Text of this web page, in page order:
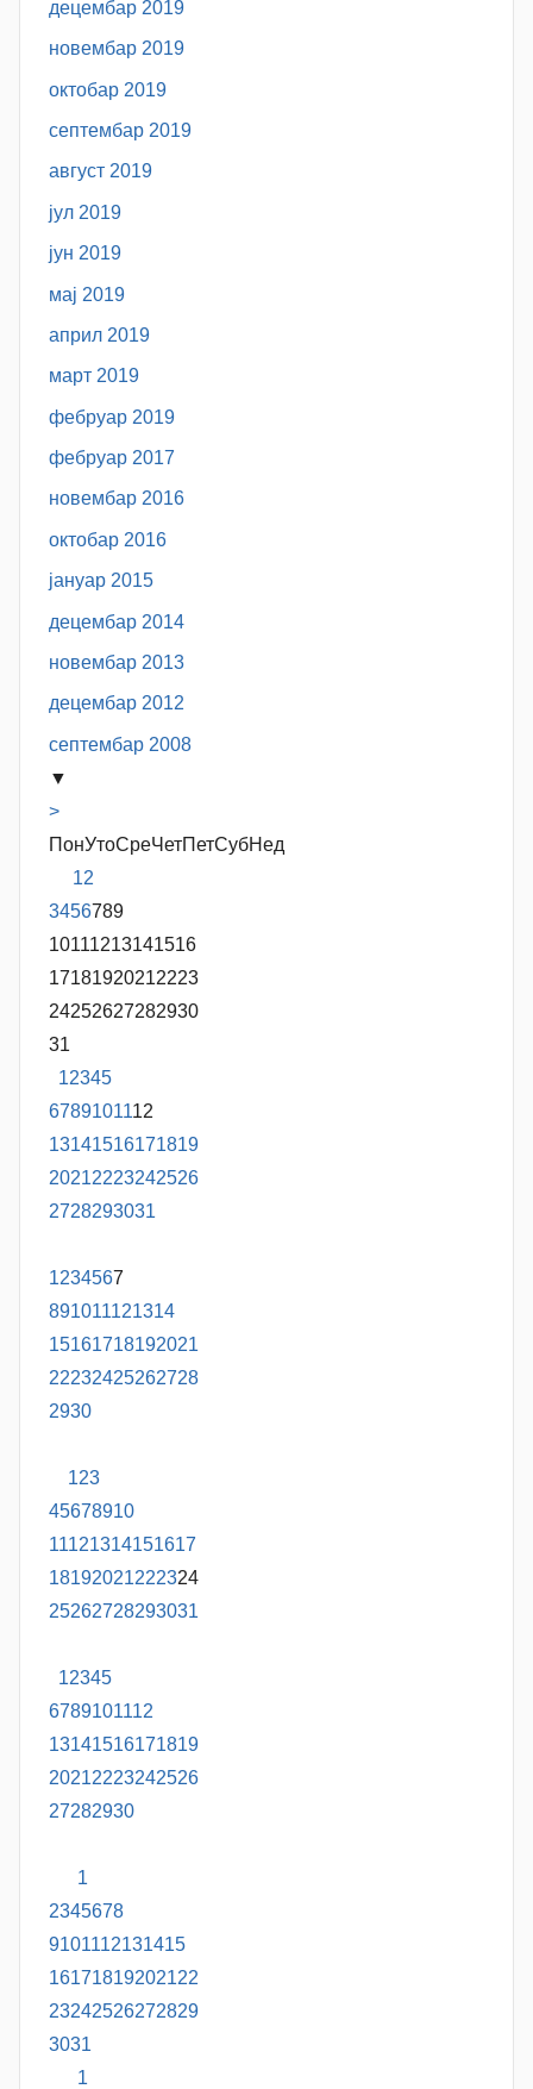
децембар 2019
новембар 2019
октобар 2019
септембар 2019
август 2019
јул 2019
јун 2019
мај 2019
април 2019
март 2019
фебруар 2019
фебруар 2017
новембар 2016
октобар 2016
јануар 2015
децембар 2014
новембар 2013
децембар 2012
септембар 2008
▼
>
ПонУтоСреЧетПетСубНед
12
3456789
10111213141516
17181920212223
24252627282930
31
12345
6789101112
13141516171819
20212223242526
2728293031
1234567
891011121314
15161718192021
22232425262728
2930
123
45678910
11121314151617
18192021222324
25262728293031
12345
6789101112
13141516171819
20212223242526
27282930
1
2345678
9101112131415
16171819202122
23242526272829
3031
1